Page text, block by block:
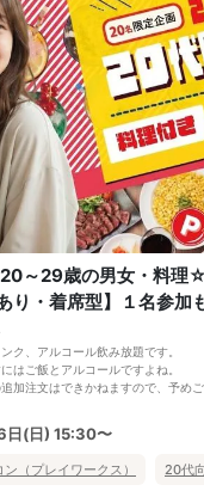
の時点で男性３名・女性３名以上
者のキャンセルで比率が崩れた場合
の保証はいたしませんのでご了承く
申し込み状況」等はキャンセルな
性がございます。
く店舗内で受付いたします。店内に
い。
せんので、出ないようにご準備お願
る身分証をお持ちください。イベン
加費を全額徴収し返金はいたしかね
セルとみなす可能性があります。
てからのキャンセル、途中キャン
ーザーへの返金額は、チケット代
いません。
で上記すべての事項に同意したと判
幌
～29歳の男女・料理
り・着席型】１名参加
ク、アルコール飲み放題です。
はご飯とアルコールですよね。
加注文はできかねますので、予めご
なりますし、友達作りにも最適です。
プトークとなります。
いませんので、予めご了承ください
り会話のキッカケもバッチリ★
日(日) 15:30〜
（プレイワークス） 20代